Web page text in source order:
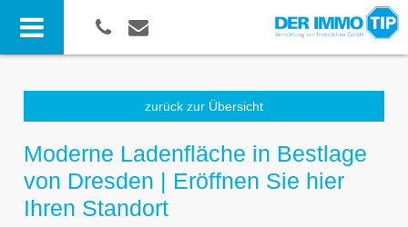
zurück zur Übersicht
Moderne Ladenfläche in Bestlage
von Dresden | Eröffnen Sie hier
Ihren Standort